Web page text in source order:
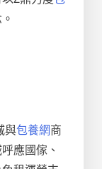
與包養網商
應國傢、